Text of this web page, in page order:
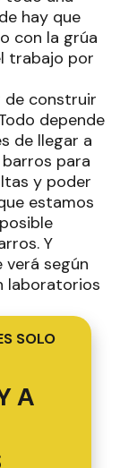
hay que
con la grúa
trabajo por
de construir
depende
de llegar a
para
y poder
estamos
Y
según
laboratorios
SOLO
A